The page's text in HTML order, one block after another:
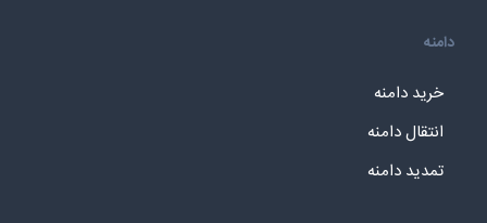
دامنه
خرید دامنه
انتقال دامنه
تمدید دامنه